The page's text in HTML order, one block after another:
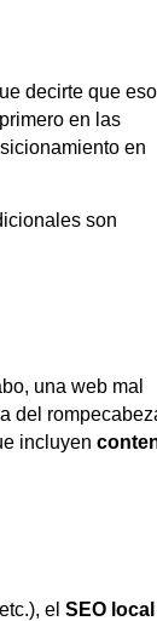
decirte que
en las
en
son
una web mal
del
incluyen
el SEO local